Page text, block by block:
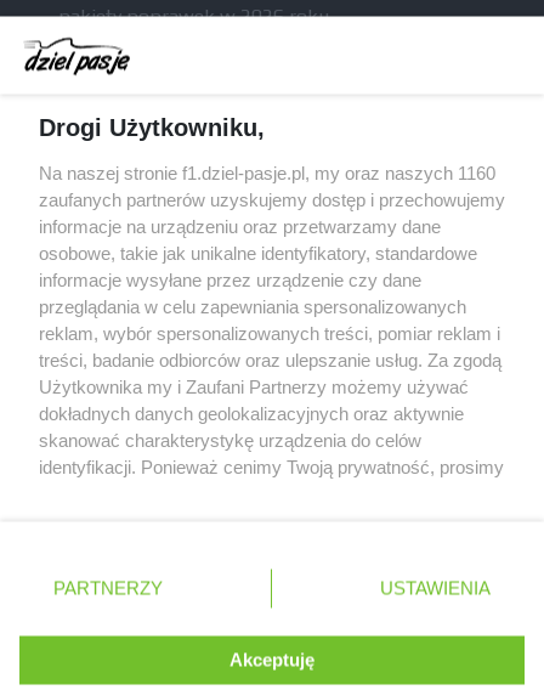
pakiety poprawek w 2026 roku
Gasly dołączył do krytyki obecnych
samochodów F1
McCullough opuści Astona Martina z końcem
Poszkodowani kibice z GP Las Vegas 2023
otrzymają częściowy zwrot pieniędzy
Bottas z kolejnymi sukcesami w kolarstwie
Polityka prywatności © 2004 - 2026 GPmedia
Kopiowanie treści bez
zgody autorów zabronione.
powiązana w żaden sposób z grupą przedsiębiorstw Formula
One, oraz oznaczeniami F1, FORMULA ONE, FORMULA 1 FIA
do Formula One Licensing B.V
Serwis internetowy, z którego korzystasz, używa plików
cookies. Są to pliki instalowane w urządzeniach
końcowych osób korzystających z serwisu, w celu
administrowania serwisem, poprawy jakości
świadczonych usług w tym dostosowania treści serwisu
Dowiedz się więcej o naszej polityce
ROZUMIEM
Drogi Użytkowniku,
Na naszej stronie f1.dziel-pasje.pl, my oraz naszych 1160
zaufanych partnerów uzyskujemy dostęp i przechowujemy
informacje na urządzeniu oraz przetwarzamy dane
osobowe, takie jak unikalne identyfikatory, standardowe
informacje wysyłane przez urządzenie czy dane
przeglądania w celu zapewniania spersonalizowanych
reklam, wybór spersonalizowanych treści, pomiar reklam i
treści, badanie odbiorców oraz ulepszanie usług. Za zgodą
Użytkownika my i Zaufani Partnerzy możemy używać
dokładnych danych geolokalizacyjnych oraz aktywnie
skanować charakterystykę urządzenia do celów
identyfikacji. Ponieważ cenimy Twoją prywatność, prosimy
prywatności znajdujący się w lewym dolnym rogu strony
. Niektóre rodzaje przetwarzania danych nie wymagają
takiemu przetwarzaniu. Preferencje będą miały
zastosowania tylko na tej witrynie.
PARTNERZY USTAWIENIA
Akceptuję